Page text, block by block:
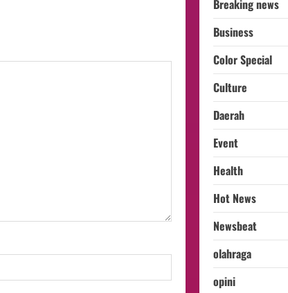
Breaking news
Business
Color Special
Culture
Daerah
Event
Health
Hot News
Newsbeat
olahraga
opini